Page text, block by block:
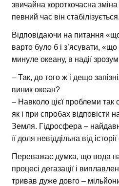
звичайна короткочасна зміна
певний час він стабілізується.
Відповідаючи на питання
варто було б і з’ясувати,
минуле океану, в надії
– Так, до того ж і дещо
виник океан?
– Навколо цієї проблеми
як і при спробах відповісти
Земля. Гідросфера –
її доля невіддільна від
Переважає думка, що вода
процесі дегазації і
тривав дуже довго –